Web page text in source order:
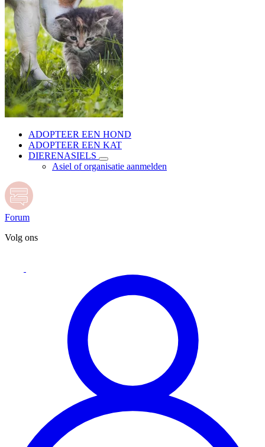
ADOPTEER EEN HOND
ADOPTEER EEN KAT
DIERENASIELS
Asiel of organisatie aanmelden
Forum
Volg ons